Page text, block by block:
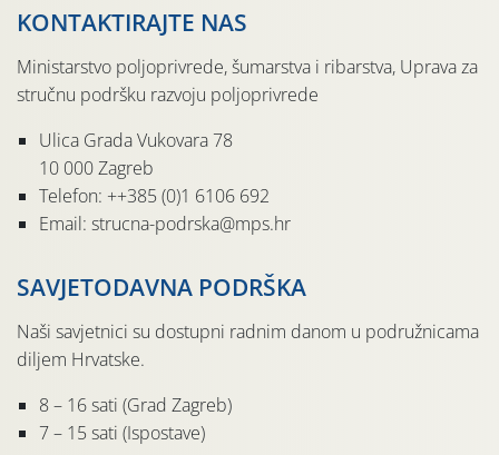
KONTAKTIRAJTE NAS
Ministarstvo poljoprivrede, šumarstva i ribarstva, Uprava za
stručnu podršku razvoju poljoprivrede
Ulica Grada Vukovara 78
10 000 Zagreb
Telefon: ++385 (0)1 6106 692
Email: strucna-podrska@mps.hr
SAVJETODAVNA PODRŠKA
Naši savjetnici su dostupni radnim danom u podružnicama
diljem Hrvatske.
8 – 16 sati (Grad Zagreb)
7 – 15 sati (Ispostave)